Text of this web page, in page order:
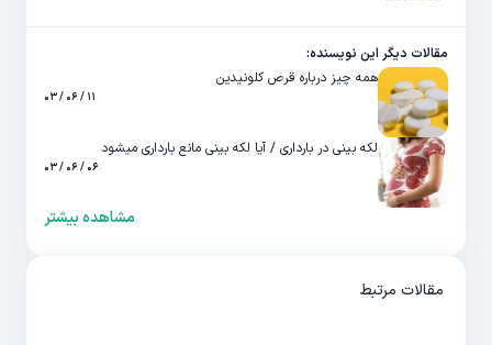
مقالات دیگر این نویسنده:
همه چیز درباره قرص کلونیدین
۱۱ / ۰۶ / ۰۳
لکه بینی در بارداری / آیا لکه بینی مانع بارداری میشود
۰۶ / ۰۶ / ۰۳
مشاهده بیشتر
مقالات مرتبط